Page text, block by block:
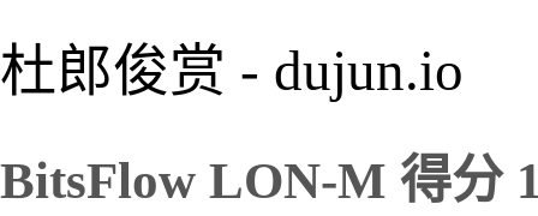
杜郎俊赏 - dujun.io
BitsFlow LON-M 得分